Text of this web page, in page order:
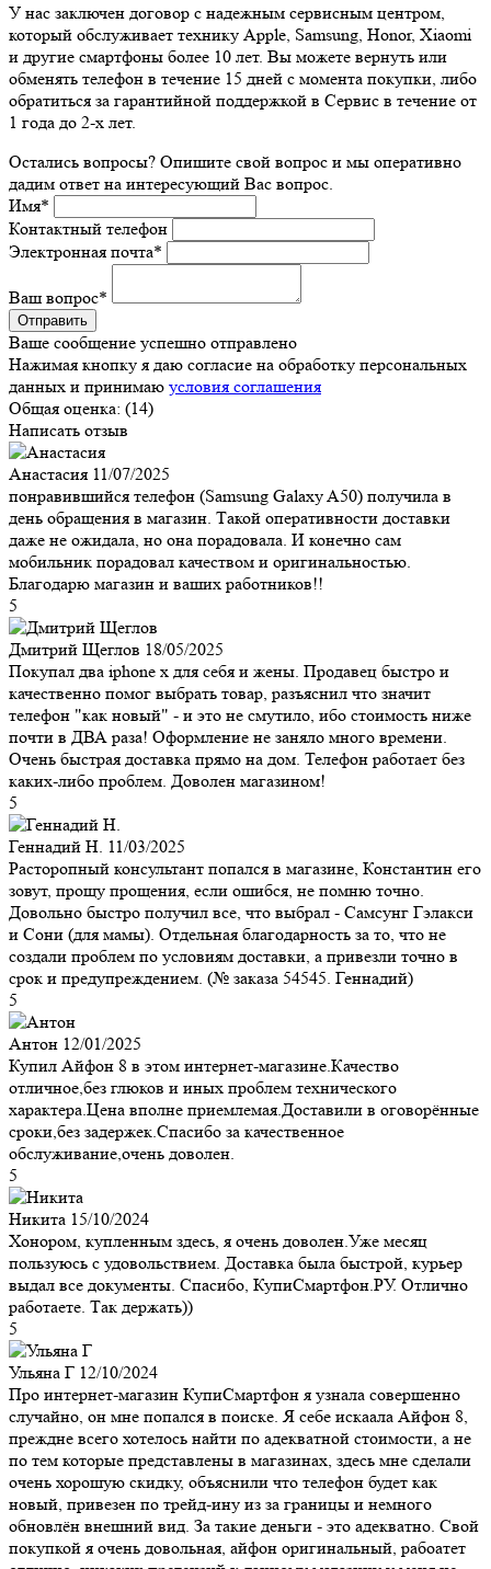
У нас заключен договор с надежным сервисным центром,
который обслуживает технику Apple, Samsung, Honor, Xiaomi
и другие смартфоны более 10 лет. Вы можете вернуть или
обменять телефон в течение 15 дней с момента покупки, либо
обратиться за гарантийной поддержкой в Сервис в течение от
1 года до 2-х лет.
Остались вопросы? Опишите свой вопрос и мы оперативно
дадим ответ на интересующий Вас вопрос.
Имя*
Контактный телефон
Электронная почта*
Ваш вопрос*
Ваше сообщение успешно отправлено
Нажимая кнопку я даю согласие на обработку персональных
данных и принимаю условия соглашения
Общая оценка: (14)
Написать отзыв
Анастасия 11/07/2025
понравившийся телефон (Samsung Galaxy A50) получила в
день обращения в магазин. Такой оперативности доставки
даже не ожидала, но она порадовала. И конечно сам
мобильник порадовал качеством и оригинальностью.
Благодарю магазин и ваших работников!!
5
Дмитрий Щеглов 18/05/2025
Покупал два iphone x для себя и жены. Продавец быстро и
качественно помог выбрать товар, разъяснил что значит
телефон "как новый" - и это не смутило, ибо стоимость ниже
почти в ДВА раза! Оформление не заняло много времени.
Очень быстрая доставка прямо на дом. Телефон работает без
каких-либо проблем. Доволен магазином!
5
Геннадий Н. 11/03/2025
Расторопный консультант попался в магазине, Константин его
зовут, прощу прощения, если ошибся, не помню точно.
Довольно быстро получил все, что выбрал - Самсунг Гэлакси
и Сони (для мамы). Отдельная благодарность за то, что не
создали проблем по условиям доставки, а привезли точно в
срок и предупреждением. (№ заказа 54545. Геннадий)
5
Антон 12/01/2025
Купил Айфон 8 в этом интернет-магазине.Качество
отличное,без глюков и иных проблем технического
характера.Цена вполне приемлемая.Доставили в оговорённые
сроки,без задержек.Спасибо за качественное
обслуживание,очень доволен.
5
Никита 15/10/2024
Хонором, купленным здесь, я очень доволен.Уже месяц
пользуюсь с удовольствием. Доставка была быстрой, курьер
выдал все документы. Спасибо, КупиСмартфон.РУ. Отлично
работаете. Так держать))
5
Ульяна Г 12/10/2024
Про интернет-магазин КупиСмартфон я узнала совершенно
случайно, он мне попался в поиске. Я себе искаала Айфон 8,
преждне всего хотелось найти по адекватной стоимости, а не
по тем которые представлены в магазинах, здесь мне сделали
очень хорошую скидку, объяснили что телефон будет как
новый, привезен по трейд-ину из за границы и немного
обновлён внешний вид. За такие деньги - это адекватно. Свой
покупкой я очень довольная, айфон оригинальный, рабоатет